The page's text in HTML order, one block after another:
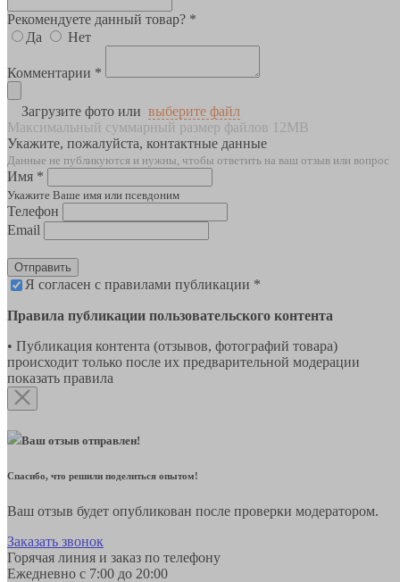
Рекомендуете данный товар? *
Да
Нет
Комментарии *
Загрузите фото или выберите файл
Максимальный суммарный размер файлов 12MB
Укажите, пожалуйста, контактные данные
Данные не публикуются и нужны, чтобы ответить на ваш отзыв или вопрос
Имя *
Укажите Ваше имя или псевдоним
Телефон
Email
Отправить
Я согласен с правилами публикации *
Правила публикации пользовательского контента
• Публикация контента (отзывов, фотографий товара)
происходит только после их предварительной модерации
показать правила
Ваш отзыв отправлен!
Спасибо, что решили поделиться опытом!
Ваш отзыв будет опубликован после проверки модератором.
Заказать звонок
Горячая линия и заказ по телефону
Ежедневно с 7:00 до 20:00